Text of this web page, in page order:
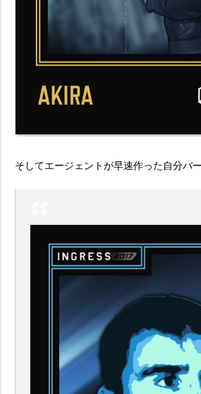
そしてエージェントが早速作った自分バ